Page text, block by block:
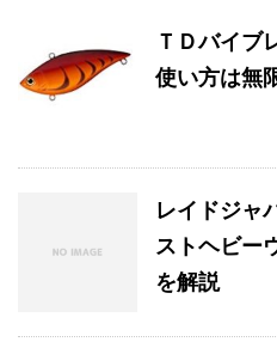
ＴＤバイブ
使い方は無
レイドジャ
ストヘビー
を解説